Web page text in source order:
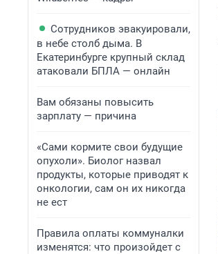
Сотрудников эвакуировали,
в небе столб дыма. В
Екатеринбурге крупный склад
атаковали БПЛА — онлайн
Вам обязаны повысить
зарплату — причина
«Сами кормите свои будущие
опухоли». Биолог назвал
продукты, которые приводят к
онкологии, сам он их никогда
не ест
Правила оплаты коммуналки
изменятся: что произойдет с